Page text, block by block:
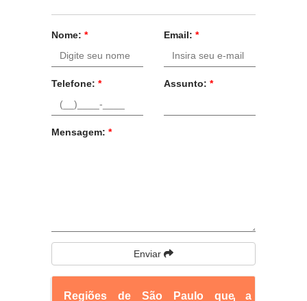
Nome: * Email: *
Telefone: * Assunto: *
Mensagem: *
Enviar
Regiões de São Paulo que a